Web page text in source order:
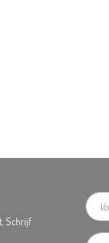
Schrijf